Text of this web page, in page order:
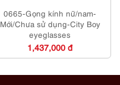
0665-Gọng kính nữ/nam-
Mới/Chưa sử dụng-City Boy
eyeglasses
1,437,000 đ